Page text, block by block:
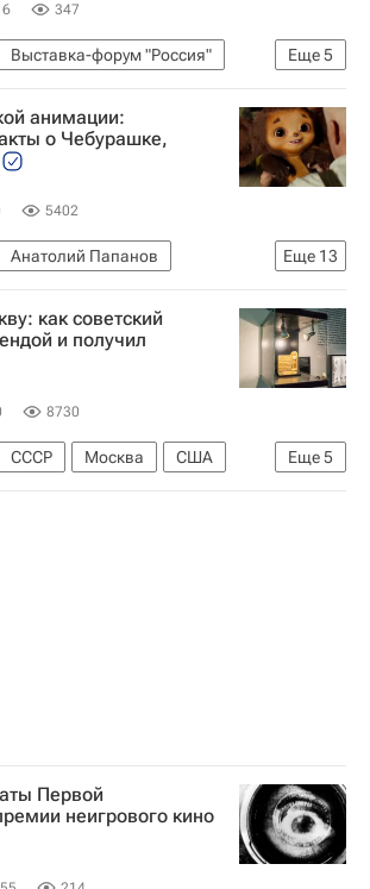
347
Еще5
Выставка-форум "Россия"
Ольга Свиблова
Кино
анимации:
о Чебурашке,
5402
Еще 13
Анатолий Папанов
(автор песен)
Константин Бронзит
Эдуард Успенский
Знаменитости
Культура
Тест Кино
как советский
и получил
8730
Еще5
СССР Москва
США
(премия)
Первой
неигрового кино